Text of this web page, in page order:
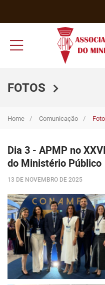
FOTOS
Home Comunicação
Dia 3 - APMP no
do Ministério Público
13 DE NOVEMBRO DE 2025